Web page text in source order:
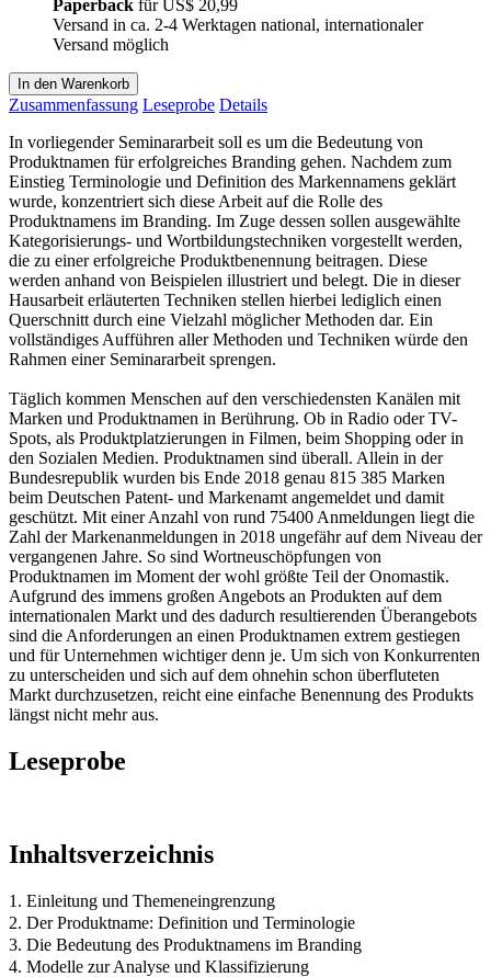
Paperback fürUS$ 20,99
Versand in ca. 2-4 Werktagen national, internationaler
Versand möglich
In den Warenkorb
Zusammenfassung Leseprobe Details
In vorliegender Seminararbeit soll es um die Bedeutung von
Produktnamen für erfolgreiches Branding gehen. Nachdem zum
Einstieg Terminologie und Definition des Markennamens geklärt
wurde, konzentriert sich diese Arbeit auf die Rolle des
Produktnamens im Branding. Im Zuge dessen sollen ausgewählte
Kategorisierungs- und Wortbildungstechniken vorgestellt werden,
die zu einer erfolgreiche Produktbenennung beitragen. Diese
werden anhand von Beispielen illustriert und belegt. Die in dieser
Hausarbeit erläuterten Techniken stellen hierbei lediglich einen
Querschnitt durch eine Vielzahl möglicher Methoden dar. Ein
vollständiges Aufführen aller Methoden und Techniken würde den
Rahmen einer Seminararbeit sprengen.
Täglich kommen Menschen auf den verschiedensten Kanälen mit
Marken und Produktnamen in Berührung. Ob in Radio oder TV-
Spots, als Produktplatzierungen in Filmen, beim Shopping oder in
den Sozialen Medien. Produktnamen sind überall. Allein in der
Bundesrepublik wurden bis Ende 2018 genau 815 385 Marken
beim Deutschen Patent- und Markenamt angemeldet und damit
geschützt. Mit einer Anzahl von rund 75400 Anmeldungen liegt die
Zahl der Markenanmeldungen in 2018 ungefähr auf dem Niveau der
vergangenen Jahre. So sind Wortneuschöpfungen von
Produktnamen im Moment der wohl größte Teil der Onomastik.
Aufgrund des immens großen Angebots an Produkten auf dem
internationalen Markt und des dadurch resultierenden Überangebots
sind die Anforderungen an einen Produktnamen extrem gestiegen
und für Unternehmen wichtiger denn je. Um sich von Konkurrenten
zu unterscheiden und sich auf dem ohnehin schon überfluteten
Markt durchzusetzen, reicht eine einfache Benennung des Produkts
längst nicht mehr aus.
Leseprobe
Inhaltsverzeichnis
1. Einleitung und Themeneingrenzung
2. Der Produktname: Definition und Terminologie
3. Die Bedeutung des Produktnamens im Branding
4. Modelle zur Analyse und Klassifizierung